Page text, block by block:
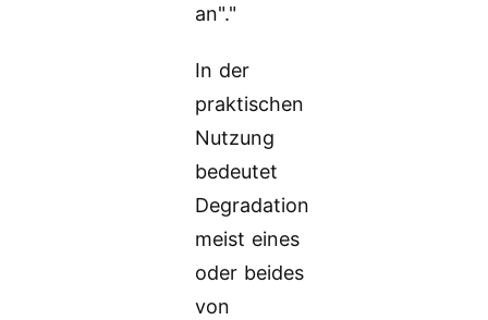
an"."
In der
praktischen
Nutzung
bedeutet
Degradation
meist eines
oder beides
von